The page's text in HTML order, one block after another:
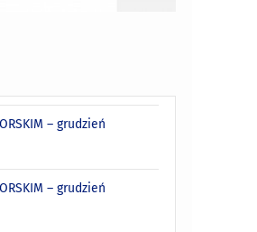
– grudzień
– grudzień